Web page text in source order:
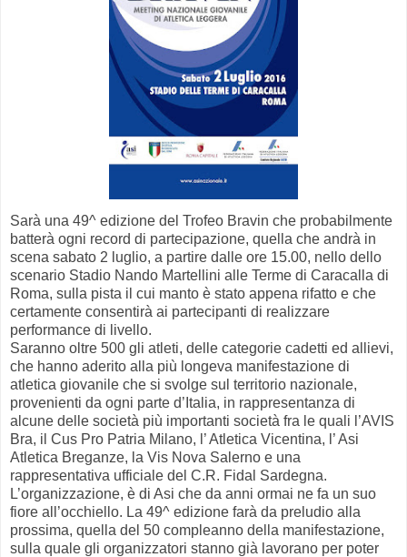
Sarà una 49^ edizione del Trofeo Bravin che probabilmente
batterà ogni record di partecipazione, quella che andrà in
scena sabato 2 luglio, a partire dalle ore 15.00, nello dello
scenario Stadio Nando Martellini alle Terme di Caracalla di
Roma, sulla pista il cui manto è stato appena rifatto e che
certamente consentirà ai partecipanti di realizzare
performance di livello.
Saranno oltre 500 gli atleti, delle categorie cadetti ed allievi,
che hanno aderito alla più longeva manifestazione di
atletica giovanile che si svolge sul territorio nazionale,
provenienti da ogni parte d’Italia, in rappresentanza di
alcune delle società più importanti società fra le quali l’AVIS
Bra, il Cus Pro Patria Milano, l’ Atletica Vicentina, l’ Asi
Atletica Breganze, la Vis Nova Salerno e una
rappresentativa ufficiale del C.R. Fidal Sardegna.
L’organizzazione, è di Asi che da anni ormai ne fa un suo
fiore all’occhiello. La 49^ edizione farà da preludio alla
prossima, quella del 50 compleanno della manifestazione,
sulla quale gli organizzatori stanno già lavorano per poter